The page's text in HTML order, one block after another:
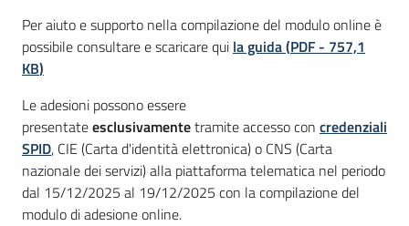
Per aiuto e supporto nella compilazione del modulo online è
possibile consultare e scaricare qui la guida(PDF - 757,1
KB)
Le adesioni possono essere
presentateesclusivamentetramite accesso con credenziali
SPID, CIE (Carta d'identità elettronica) o CNS (Carta
nazionale dei servizi) alla piattaforma telematica nel periodo
dal 15/12/2025 al 19/12/2025 con la compilazione del
modulo di adesione online.